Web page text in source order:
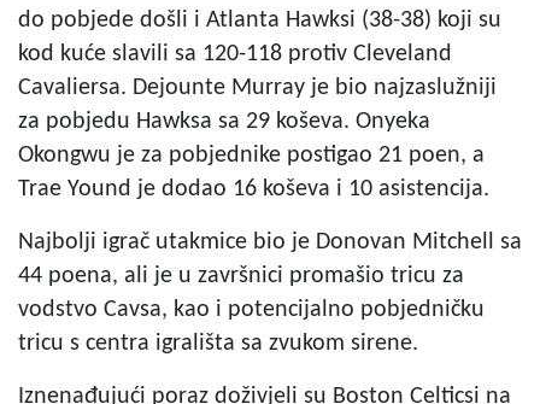
do pobjede došli i Atlanta Hawksi (38-38) koji su
kod kuće slavili sa 120-118 protiv Cleveland
Cavaliersa. Dejounte Murray je bio najzaslužniji
za pobjedu Hawksa sa 29 koševa. Onyeka
Okongwu je za pobjednike postigao 21 poen, a
Trae Yound je dodao 16 koševa i 10 asistencija.
Najbolji igrač utakmice bio je Donovan Mitchell sa
44 poena, ali je u završnici promašio tricu za
vodstvo Cavsa, kao i potencijalno pobjedničku
tricu s centra igrališta sa zvukom sirene.
Iznenađujući poraz doživjeli su Boston Celticsi na